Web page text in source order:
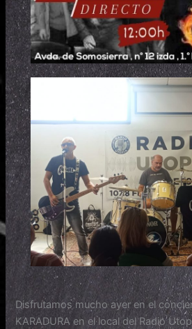
Disfrutamos mucho ayer en el
KARADURA en el local del Radio